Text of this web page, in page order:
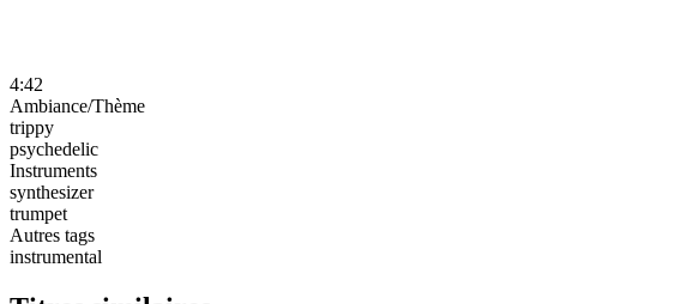
4:42
Ambiance/Thème
trippy
psychedelic
Instruments
synthesizer
trumpet
Autres tags
instrumental